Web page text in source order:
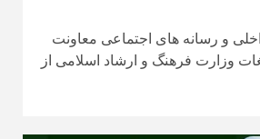
و رسانه های اجتماعی معاونت
وزارت فرهنگ و ارشاد اسلامی از